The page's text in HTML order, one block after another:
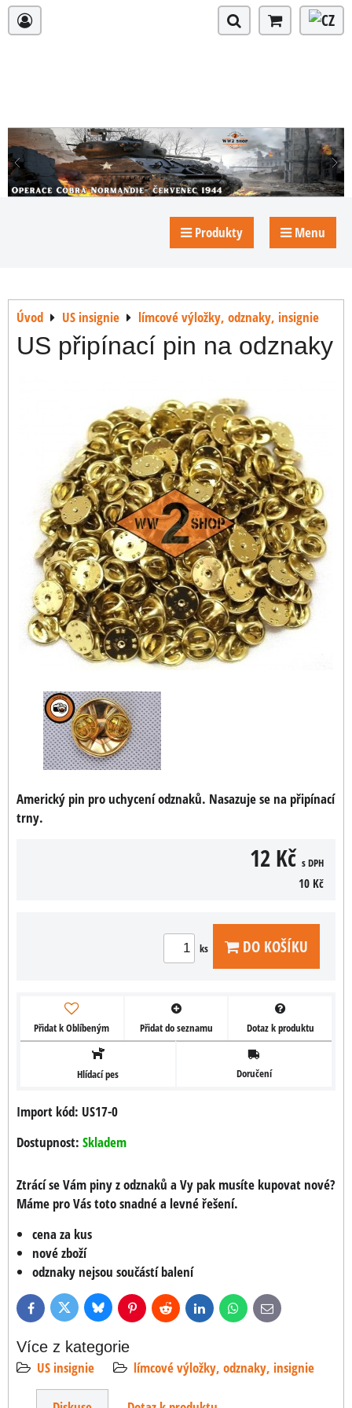
Produkty Menu
Úvod US insignie límcové výložky, odznaky, insignie
US připínací pin na odznaky
Americký pin pro uchycení odznaků. Nasazuje se na připínací
trny.
12 Kč s DPH
10 Kč
ks DO KOŠÍKU
Přidat k Oblíbeným Přidat do seznamu Dotaz k produktu
Hlídací pes Doručení
Import kód: US17-0
Dostupnost: Skladem
Ztrácí se Vám piny z odznaků a Vy pak musíte kupovat nové?
Máme pro Vás toto snadné a levné řešení.
cena za kus
nové zboží
odznaky nejsou součástí balení
FacebookTwitter BlueskyPinterestReddit LinkedInWhatsApp
E-
mail
Více z kategorie
US insignie
límcové výložky, odznaky, insignie